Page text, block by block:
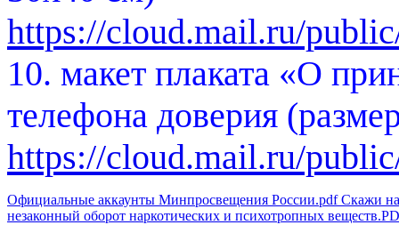
https://cloud.mail.ru/
10. макет плаката «О
телефона доверия
https://cloud.mail.ru/
Официальные аккаунты Минпросвещения России.pdf Скажи
незаконный оборот наркотических и психотропных